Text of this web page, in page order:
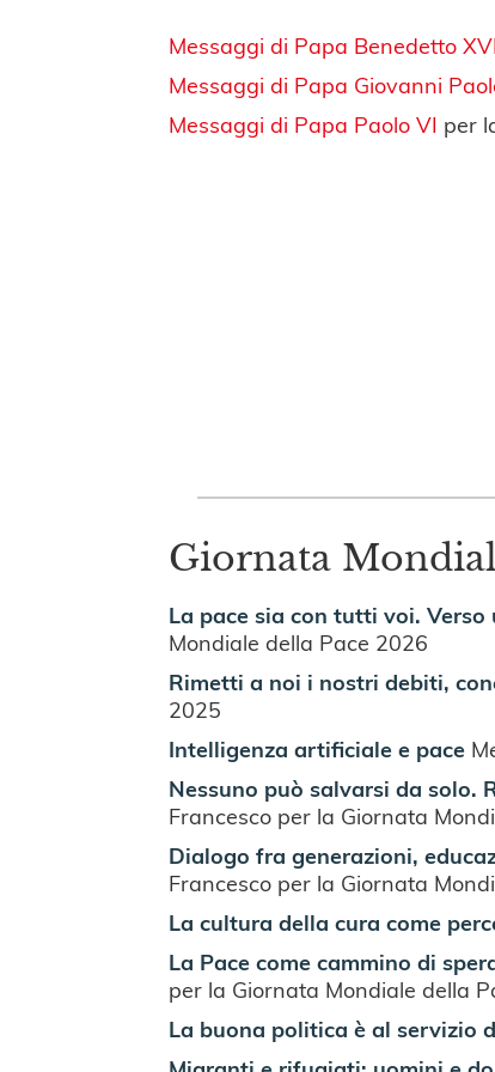
Messaggi di Papa Benedetto XVI
Messaggi di Papa Giovanni
Messaggi di Papa Paolo VI per
Giornata
La pace sia con tutti voi.
Mondiale della Pace 2026
Rimetti a noi i nostri debiti,
2025
Intelligenza artificiale e pace
Nessuno può salvarsi da solo.
Francesco per la Giornata
Dialogo fra generazioni,
Francesco per la Giornata
La cultura della cura come
La Pace come cammino di
per la Giornata Mondiale della
La buona politica è al servizio